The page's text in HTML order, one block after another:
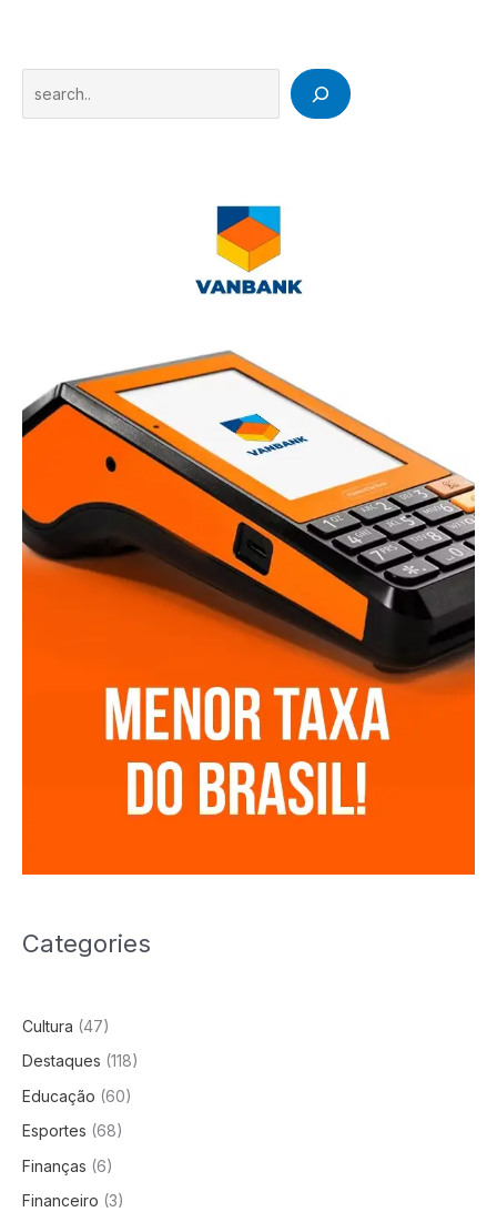
presidencial
no
Brasil
Categories
Cultura (47)
Destaques (118)
Educação (60)
Esportes (68)
Finanças (6)
Financeiro (3)